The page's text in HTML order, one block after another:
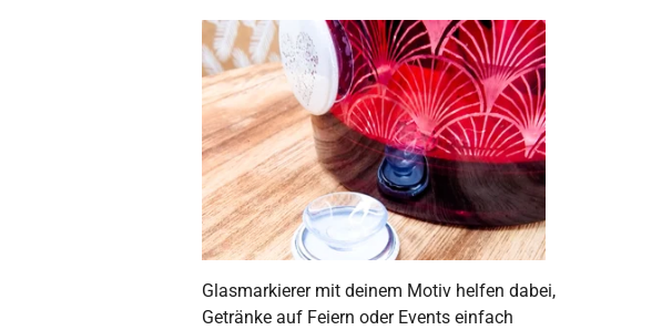
Glasmarkierer mit deinem Motiv helfen dabei,
Getränke auf Feiern oder Events einfach